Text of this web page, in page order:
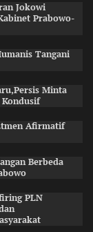
Jokowi
Prabowo-
Tangani
Minta
Kondusif
Afirmatif
Berbeda
PLN